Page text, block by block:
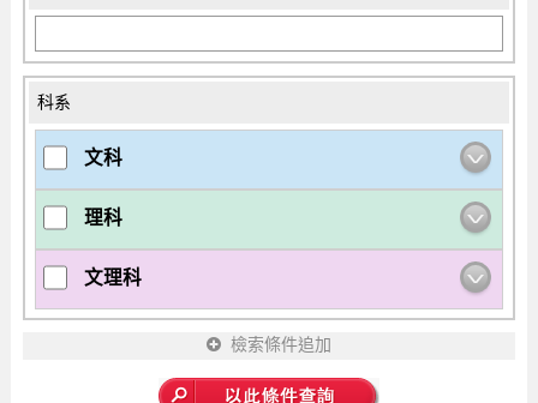
科系
文科
理科
文理科
檢索條件追加